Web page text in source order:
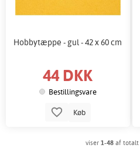
Hobbytæppe - gul - 42 x 60 cm
44 DKK
Bestillingsvare
Køb
viser 1-48af totalt